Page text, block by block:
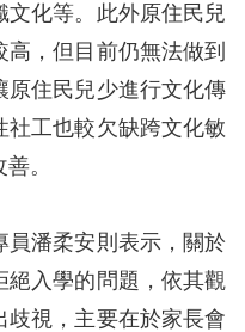
文化等。此外原住民兒
，但目前仍無法做到
原住民兒少進行文化傳
社工也較欠缺跨文化敏
。
員潘柔安則表示，關於
絕入學的問題，依其觀
歧視，主要在於家長會